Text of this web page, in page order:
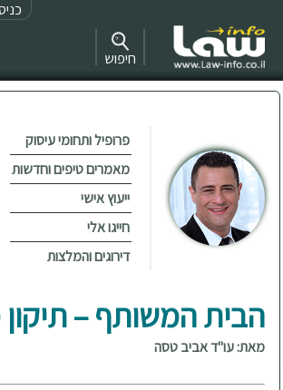
חיפוש
פרופיל ותחומי עיסוק
מאמרים טיפים וחדשות
ייעוץ אישי
חייגו אלי
דירוגים והמלצות
הבית המשותף –
מאת: עו"ד אביב טסה